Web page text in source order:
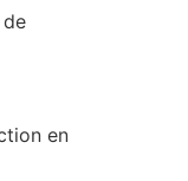
en